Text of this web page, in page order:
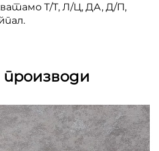
Т/Т, Л/Ц, ДА, Д/П,